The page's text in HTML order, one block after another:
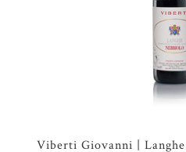
Viberti Giovanni |